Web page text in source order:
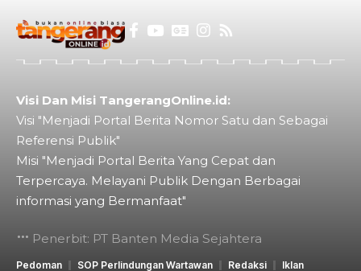
Visi Dan Misi TangerangOnline.id:
Visi "Menjadi Portal Berita Nomor Satu dan Sebagai
Referensi Publik"
Misi "Menjadi Portal Berita Yang Cepat dan
Terpercaya. Melayani Publik Dengan Berbagai
informasi yang Bermanfaat"
Penerbit: PT Banten Media Sejahtera
Pedoman SOP Perlindungan Wartawan Redaksi Iklan